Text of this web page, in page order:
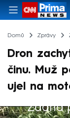
Domů Zprávy
Dron
činu. Muž
ujel na
Žádná
Výběr